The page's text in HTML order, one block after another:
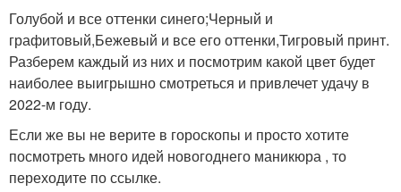
Голубой и все оттенки синего;Черный и
графитовый,Бежевый и все его оттенки,Тигровый принт.
Разберем каждый из них и посмотрим какой цвет будет
наиболее выигрышно смотреться и привлечет удачу в
2022-м году.
Если же вы не верите в гороскопы и просто хотите
посмотреть много идей новогоднего маникюра , то
переходите по ссылке.